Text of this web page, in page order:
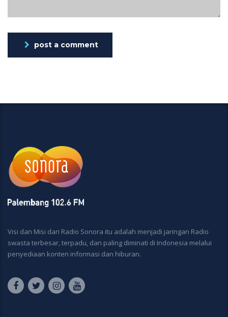
post a comment
Visi dan Misi dari Radio Sonora itu adalah menjadi jaringan Radio
swasta terbesar, terpadu, dan paling diminati di Indonesia melalui
penyediaan konten informasi dan hiburan.